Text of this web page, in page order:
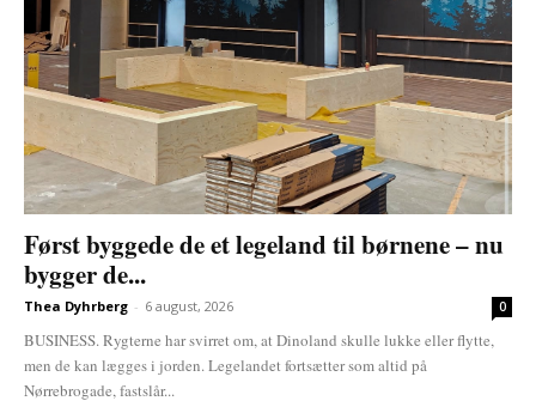
Først byggede de et legeland til børnene – nu
bygger de...
Thea Dyhrberg - 6 august, 2026 0
BUSINESS. Rygterne har svirret om, at Dinoland skulle lukke eller flytte,
men de kan lægges i jorden. Legelandet fortsætter som altid på
Nørrebrogade, fastslår...